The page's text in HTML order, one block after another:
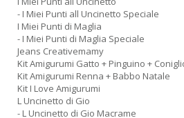
- I Miei Punti all Uncinetto Speciale
I Miei Punti di Maglia
- I Miei Punti di Maglia Speciale
Jeans Creativemamy
Kit Amigurumi Gatto + Pinguino +
Kit Amigurumi Renna + Babbo Natale
Kit I Love Amigurumi
L Uncinetto di Gio
- L Uncinetto di Gio Macrame